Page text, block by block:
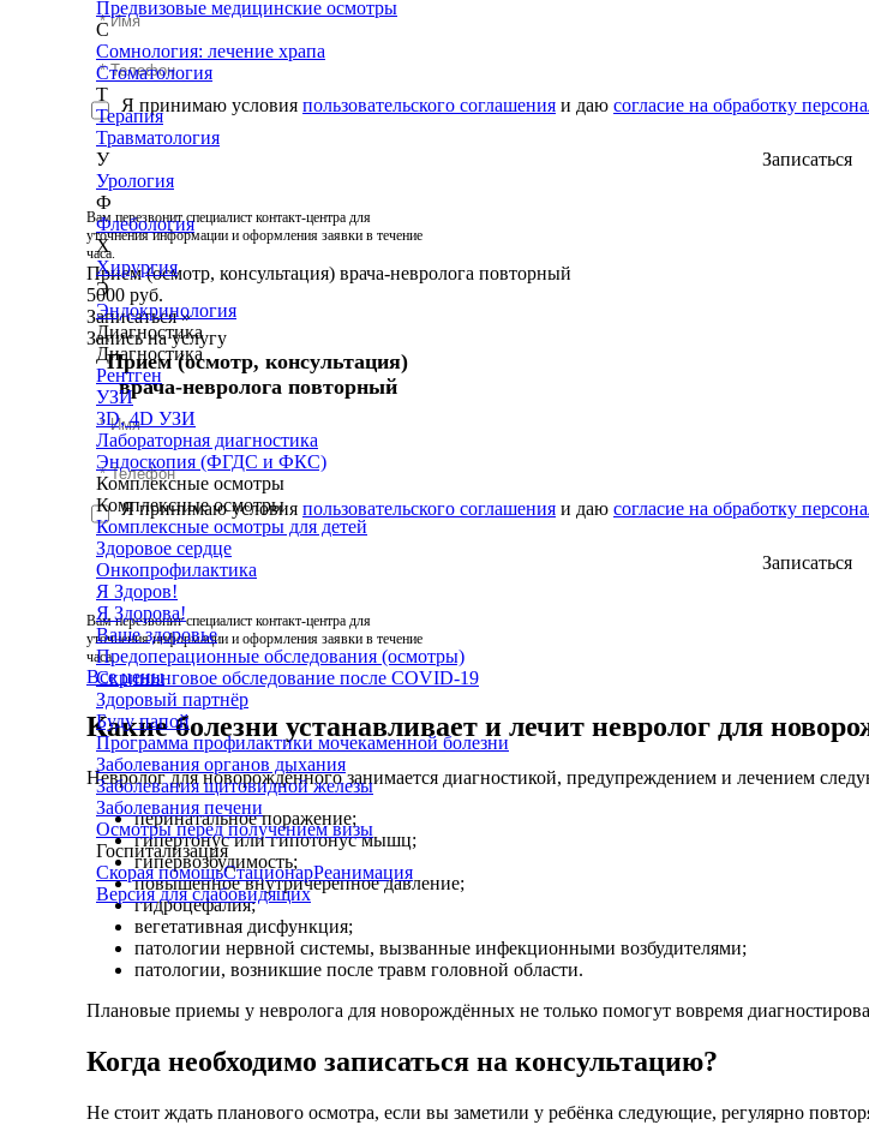
Предвизовые медицинские осмотры
С
Сомнология: лечение храпа
Стоматология
Т
Терапия
Травматология
У
Урология
Ф
Флебология
Х
Хирургия
Э
Эндокринология
Диагностика
Диагностика
Рентген
УЗИ
3D, 4D УЗИ
Лабораторная диагностика
Эндоскопия (ФГДС и ФКС)
Комплексные осмотры
Комплексные осмотры
Комплексные осмотры для детей
Здоровое сердце
Онкопрофилактика
Я Здоров!
Я Здорова!
Ваше здоровье
Предоперационные обследования (осмотры)
Скрининговое обследование после COVID-19
Здоровый партнёр
Буду папой
Программа профилактики мочекаменной болезни
Заболевания органов дыхания
Заболевания щитовидной железы
Заболевания печени
Осмотры перед получением визы
Госпитализация
Скорая помощьСтационарРеанимация
Версия для слабовидящих
Я принимаю условия пользовательского соглашения и даю согласие на обработку
Записаться
Вам перезвонит специалист контакт-центра для
уточнения информации и оформления заявки в течение
часа.
Прием (осмотр, консультация) врача-невролога повторный
5000 руб.
Записаться»
Запись на услугу
Прием (осмотр, консультация)
врача-невролога повторный
Я принимаю условия пользовательского соглашения и даю согласие на обработку
Записаться
Вам перезвонит специалист контакт-центра для
уточнения информации и оформления заявки в течение
часа.
Все цены
Какие болезни устанавливает и лечит невролог для
Невролог для новорождённого занимается диагностикой, предупреждением и лечением
перинатальное поражение;
гипертонус или гипотонус мышц;
гипервозбудимость;
повышенное внутричерепное давление;
гидроцефалия;
вегетативная дисфункция;
патологии нервной системы, вызванные инфекционными возбудителями;
патологии, возникшие после травм головной области.
Плановые приемы у невролога для новорождённых не только помогут вовремя
Когда необходимо записаться на консультацию?
Не стоит ждать планового осмотра, если вы заметили у ребёнка следующие, регулярно